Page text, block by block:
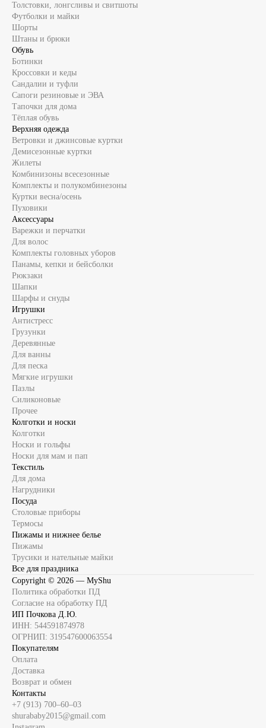
Толстовки, лонгсливы и свитшоты
Футболки и майки
Шорты
Штаны и брюки
Обувь
Ботинки
Кроссовки и кеды
Сандалии и туфли
Сапоги резиновые и ЭВА
Тапочки для дома
Тёплая обувь
Верхняя одежда
Ветровки и джинсовые куртки
Демисезонные куртки
Жилеты
Комбинизоны всесезонные
Комплекты и полукомбинезоны
Куртки весна/осень
Пуховики
Аксессуары
Варежки и перчатки
Для волос
Комплекты головных уборов
Панамы, кепки и бейсболки
Рюкзаки
Шапки
Шарфы и снуды
Игрушки
Антистресс
Грузунки
Деревянные
Для ванны
Для песка
Мягкие игрушки
Пазлы
Силиконовые
Прочее
Колготки и носки
Колготки
Носки и гольфы
Носки для мам и пап
Текстиль
Для дома
Нагрудники
Посуда
Столовые приборы
Термосы
Пижамы и нижнее белье
Пижамы
Трусики и нательные майки
Все для праздника
Copyright © 2026 — MyShu
Политика обработки ПД
Согласие на обработку ПД
ИП Почкова Д.Ю.
ИНН: 544591874978
ОГРНИП: 319547600063554
Покупателям
Оплата
Доставка
Возврат и обмен
Контакты
+7 (913) 700‒60‒03
shurababy2015@gmail.com